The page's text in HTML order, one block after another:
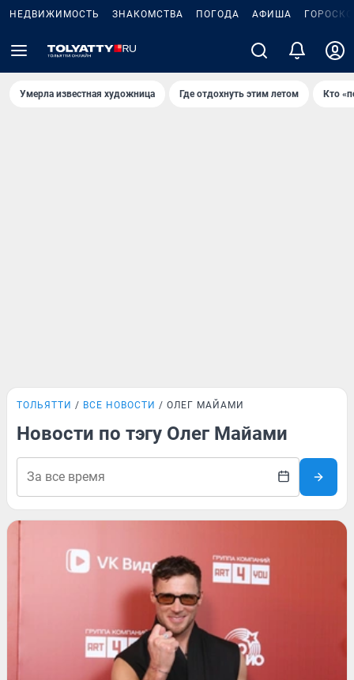
НЕДВИЖИМОСТЬ ЗНАКОМСТВА ПОГОДА АФИША
Умерла известная художница Где отдохнуть этим летом Кто
ТОЛЬЯТТИ ВСЕ НОВОСТИ ОЛЕГ МАЙАМИ
Новости по тэгу Олег Майами